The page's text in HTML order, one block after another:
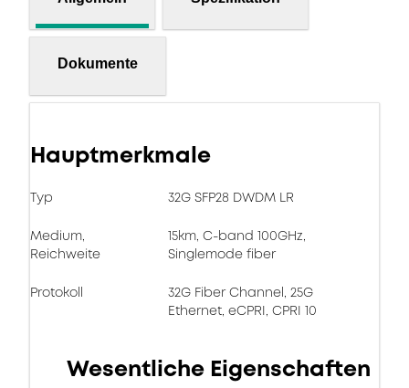
Dokumente
Hauptmerkmale
Typ 32G SFP28 DWDM LR
Medium,
Reichweite
15km, C-band 100GHz,
Singlemode fiber
Protokoll
32G Fiber Channel, 25G
Ethernet, eCPRI, CPRI 10
Wesentliche Eigenschaften